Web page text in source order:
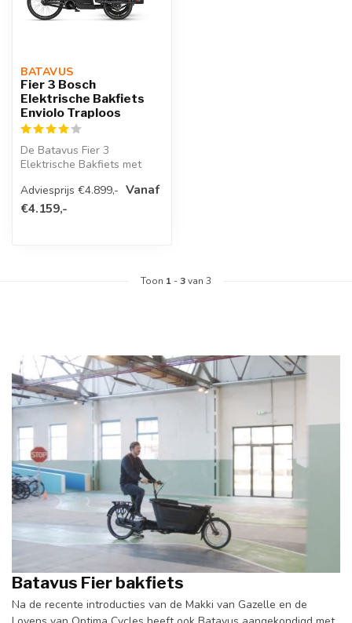
BATAVUS
Fier 3 Bosch
Elektrische Bakfiets
Enviolo Traploos
De Batavus Fier 3
Elektrische Bakfiets met
voorzien va...
Adviesprijs €4.899,- Vanaf
€4.159,-
Toon 1 -3van 3
Batavus Fier bakfiets
Na de recente introducties van de Makki van Gazelle en de